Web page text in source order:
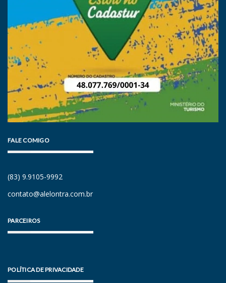
FALE COMIGO
(83) 9.9105-9992
contato@alelontra.com.br
PARCEIROS
POLÍTICA DE PRIVACIDADE